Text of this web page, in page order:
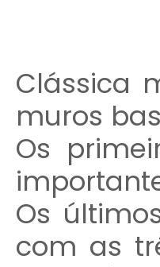
Clássica
muros
Os
Os
com as